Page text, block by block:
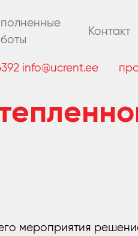
Контакт
info@ucrent.ee
мероприятия